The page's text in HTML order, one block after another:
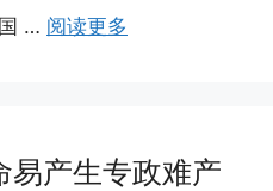
… 阅读更多
易产生专政难产